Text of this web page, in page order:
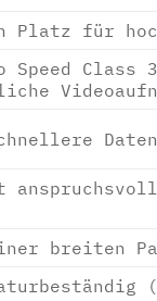
Platz für
Speed Class
breiten